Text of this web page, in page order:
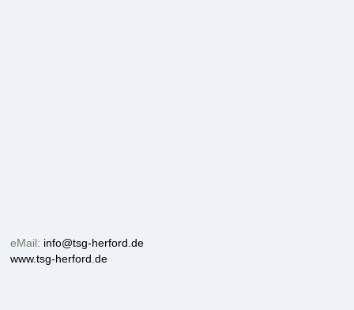
eMail: info@tsg-herford.de
www.tsg-herford.de